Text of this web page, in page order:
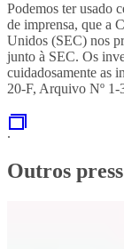
Podemos ter usado
de imprensa, que a
Unidos (SEC) nos
junto à SEC. Os
cuidadosamente as
20-F, Arquivo Nº 1-
.
Outros